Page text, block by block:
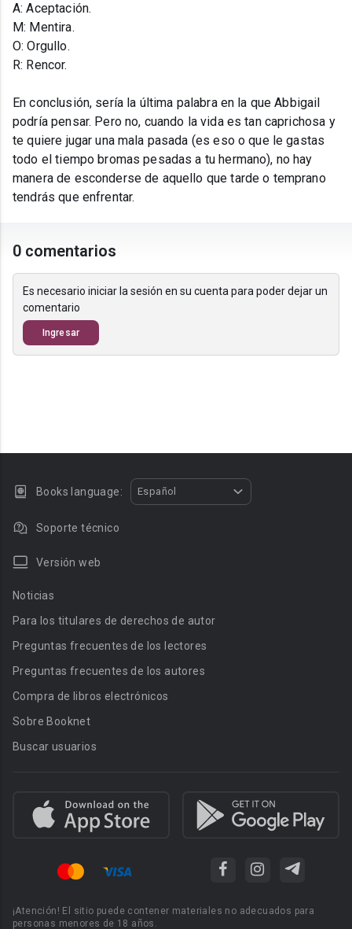
A: Aceptación.
M: Mentira.
O: Orgullo.
R: Rencor.
En conclusión, sería la última palabra en la que Abbigail
podría pensar. Pero no, cuando la vida es tan caprichosa y
te quiere jugar una mala pasada (es eso o que le gastas
todo el tiempo bromas pesadas a tu hermano), no hay
manera de esconderse de aquello que tarde o temprano
tendrás que enfrentar.
0 comentarios
Es necesario iniciar la sesión en su cuenta para poder dejar un
comentario
Ingresar
Books language: Español
Soporte técnico
Versión web
Noticias
Para los titulares de derechos de autor
Preguntas frecuentes de los lectores
Preguntas frecuentes de los autores
Compra de libros electrónicos
Sobre Booknet
Buscar usuarios
¡Atención! El sitio puede contener materiales no adecuados para
personas menores de 18 años.